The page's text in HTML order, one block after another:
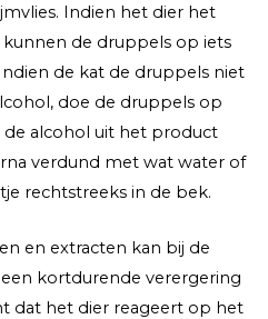
Indien het dier het
de druppels op iets
de kat de druppels niet
doe de druppels op
alcohol uit het product
verdund met wat water of
rechtstreeks in de bek.
en extracten kan bij de
kortdurende verergering
dat het dier reageert op het